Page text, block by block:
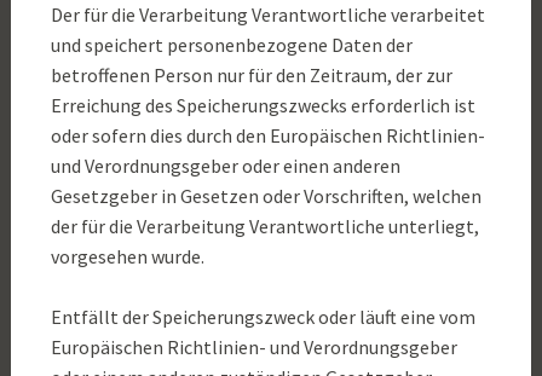
Der für die Verarbeitung Verantwortliche verarbeitet
und speichert personenbezogene Daten der
betroffenen Person nur für den Zeitraum, der zur
Erreichung des Speicherungszwecks erforderlich ist
oder sofern dies durch den Europäischen Richtlinien-
und Verordnungsgeber oder einen anderen
Gesetzgeber in Gesetzen oder Vorschriften, welchen
der für die Verarbeitung Verantwortliche unterliegt,
vorgesehen wurde.
Entfällt der Speicherungszweck oder läuft eine vom
Europäischen Richtlinien- und Verordnungsgeber